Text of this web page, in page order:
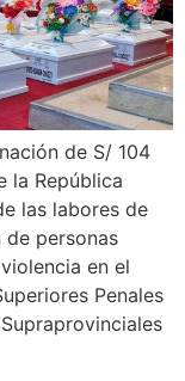
de S/ 104
la República
las labores de
personas
en el
Penales